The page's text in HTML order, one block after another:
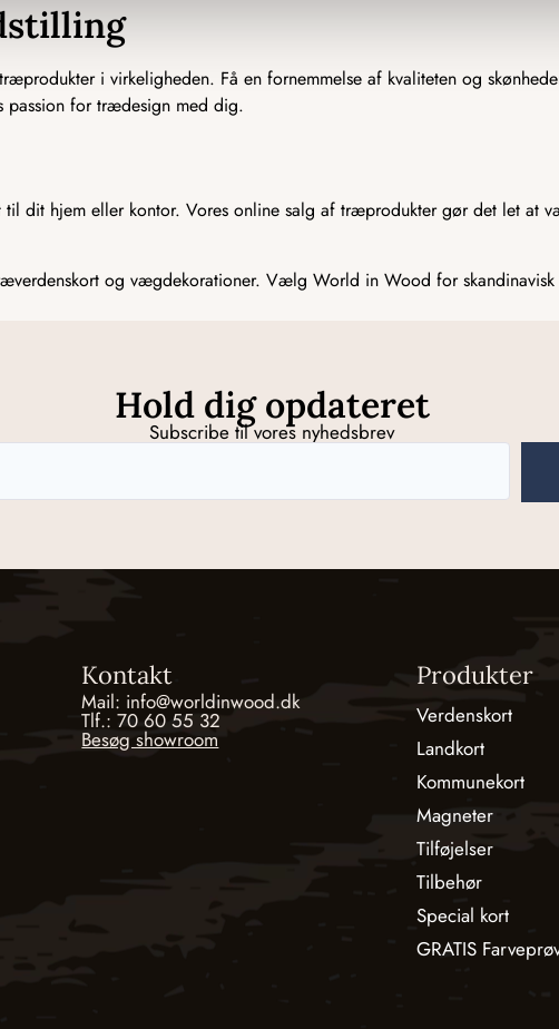
i virkeligheden. Få en fornemmelse af kvaliteten og
passion for trædesign med dig.
dit hjem eller kontor. Vores online salg af træprodukter gør det let
og vægdekorationer. Vælg World in Wood for
Hold dig opdateret
Subscribe til vores nyhedsbrev
Kontakt
Mail: info@worldinwood.dk
Tlf.: 70 60 55 32
Besøg showroom
Produkter
Verdenskort
Landkort
Kommunekort
Magneter
Tilføjelser
Tilbehør
Special kort
GRATIS